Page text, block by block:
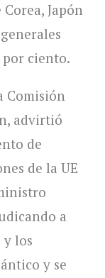
Japón
por ciento.
Comisión
advirtió
de
de la UE
a
y los
y se